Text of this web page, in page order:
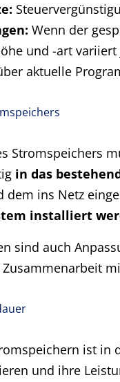
Wenn der
und -art
aktuelle
Stromspeichers
in das
dem ins Netz
installiert
sind auch
ist in
und ihre